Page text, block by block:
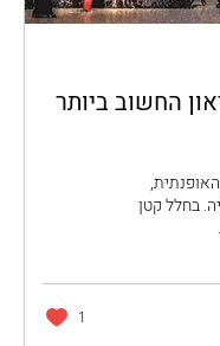
החשוב ביותר
בחלל קטן
1